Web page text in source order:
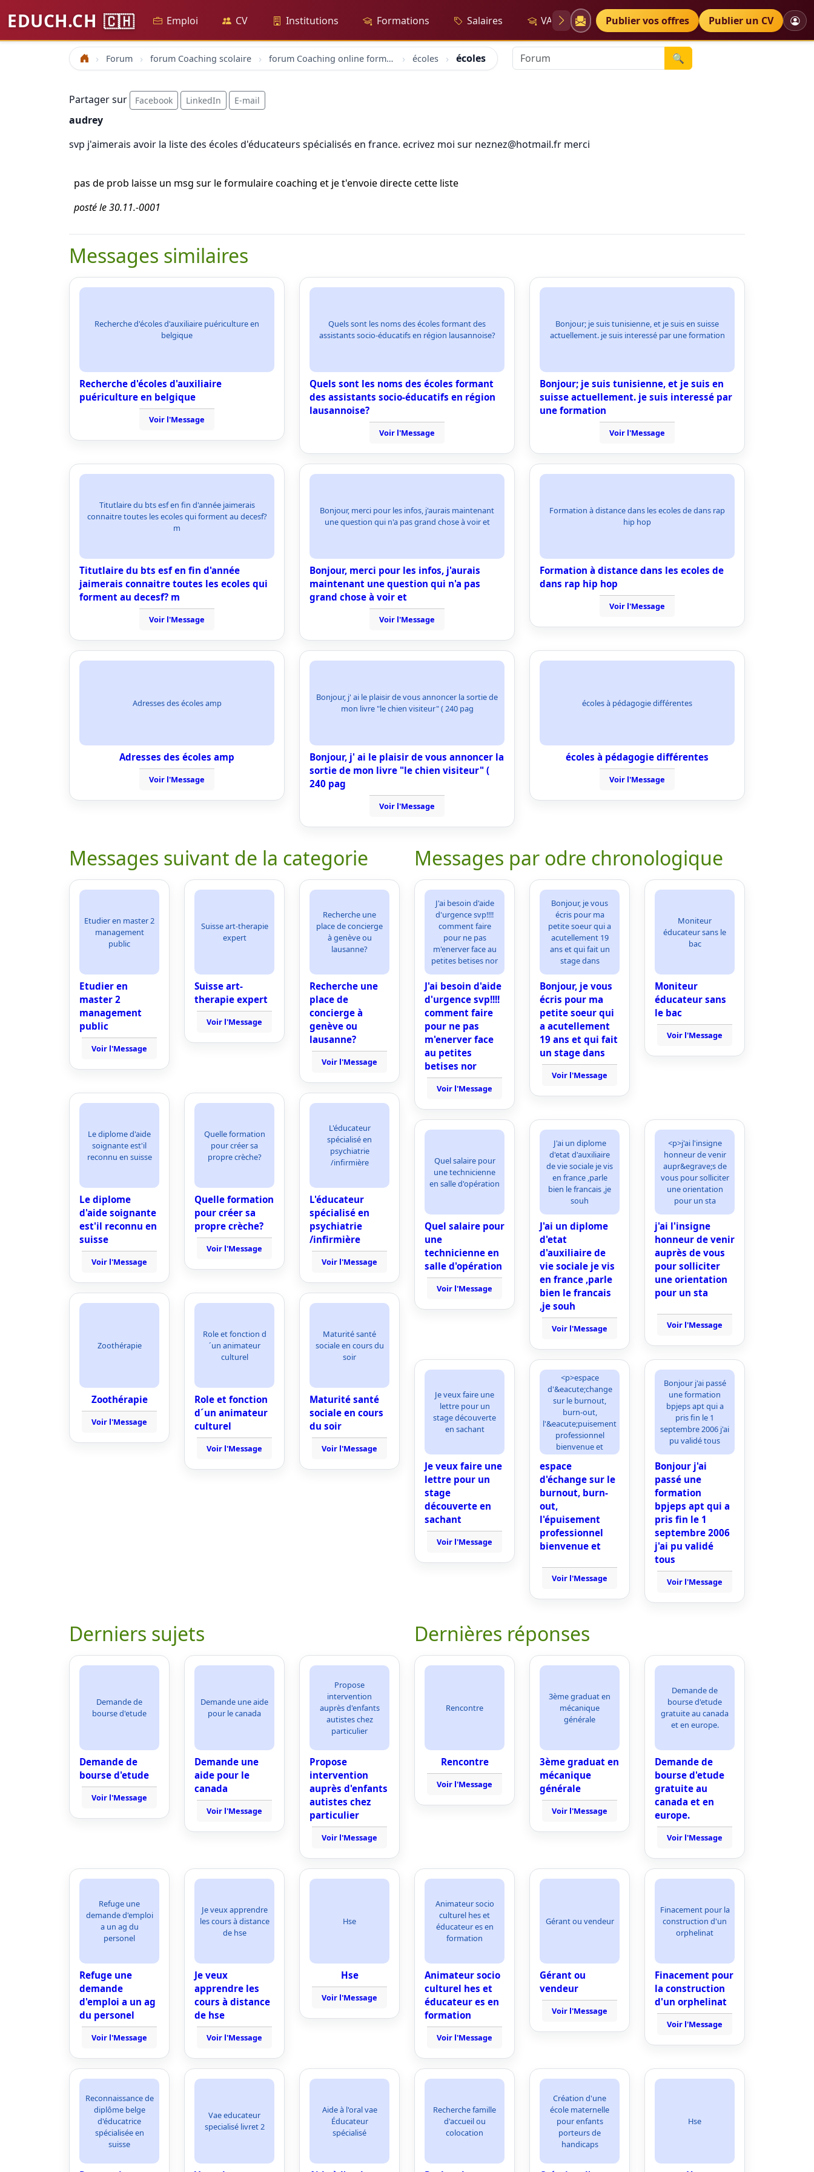
EDUCH.CH 🇨🇭 Emploi CV Institutions Formations Salaires VAE Diplômes Petites annonces
Publier vos offres Publier un CV
Accueil Forum forum Coaching scolaire forum Coaching online formation professionelle emploi education écoles écoles 🔍
Partager sur Facebook LinkedIn E-mail
audrey
svp j'aimerais avoir la liste des écoles d'éducateurs spécialisés en france. ecrivez moi sur neznez@hotmail.fr merci
pas de prob laisse un msg sur le formulaire coaching et je t'envoie directe cette liste
posté le 30.11.-0001
Messages similaires
Recherche d'écoles d'auxiliaire puériculture en
belgique
Recherche d'écoles d'auxiliaire
puériculture en belgique
Voir l'Message
Quels sont les noms des écoles formant des
assistants socio-éducatifs en région lausannoise?
Quels sont les noms des écoles formant
des assistants socio-éducatifs en région
lausannoise?
Voir l'Message
Bonjour; je suis tunisienne, et je suis en suisse
actuellement. je suis interessé par une formation
Bonjour; je suis tunisienne, et je suis en
suisse actuellement. je suis interessé par
une formation
Voir l'Message
Titutlaire du bts esf en fin d'année jaimerais
connaitre toutes les ecoles qui forment au decesf?
m
Titutlaire du bts esf en fin d'année
jaimerais connaitre toutes les ecoles qui
forment au decesf? m
Voir l'Message
Bonjour, merci pour les infos, j'aurais maintenant
une question qui n'a pas grand chose à voir et
Bonjour, merci pour les infos, j'aurais
maintenant une question qui n'a pas
grand chose à voir et
Voir l'Message
Formation à distance dans les ecoles de dans rap
hip hop
Formation à distance dans les ecoles de
dans rap hip hop
Voir l'Message
Adresses des écoles amp
Adresses des écoles amp
Voir l'Message
Bonjour, j' ai le plaisir de vous annoncer la sortie de
mon livre "le chien visiteur" ( 240 pag
Bonjour, j' ai le plaisir de vous annoncer la
sortie de mon livre "le chien visiteur" (
240 pag
Voir l'Message
écoles à pédagogie différentes
écoles à pédagogie différentes
Voir l'Message
Messages suivant de la categorie
Etudier en master 2
management
public
Etudier en
master 2
management
public
Voir l'Message
Suisse art-therapie
expert
Suisse art-
therapie expert
Voir l'Message
Recherche une
place de concierge
à genève ou
lausanne?
Recherche une
place de
concierge à
genève ou
lausanne?
Voir l'Message
Le diplome d'aide
soignante est'il
reconnu en suisse
Le diplome
d'aide soignante
est'il reconnu en
suisse
Voir l'Message
Quelle formation
pour créer sa
propre crèche?
Quelle formation
pour créer sa
propre crèche?
Voir l'Message
L'éducateur
spécialisé en
psychiatrie
/infirmière
L'éducateur
spécialisé en
psychiatrie
/infirmière
Voir l'Message
Zoothérapie
Zoothérapie
Voir l'Message
Role et fonction d
´un animateur
culturel
Role et fonction
d´un animateur
culturel
Voir l'Message
Maturité santé
sociale en cours du
soir
Maturité santé
sociale en cours
du soir
Voir l'Message
Messages par odre chronologique
J'ai besoin d'aide
d'urgence svp!!!!
comment faire
pour ne pas
m'enerver face au
petites betises nor
J'ai besoin d'aide
d'urgence svp!!!!
comment faire
pour ne pas
m'enerver face
au petites
betises nor
Voir l'Message
Bonjour, je vous
écris pour ma
petite soeur qui a
acutellement 19
ans et qui fait un
stage dans
Bonjour, je vous
écris pour ma
petite soeur qui
a acutellement
19 ans et qui fait
un stage dans
Voir l'Message
Moniteur
éducateur sans le
bac
Moniteur
éducateur sans
le bac
Voir l'Message
Quel salaire pour
une technicienne
en salle d'opération
Quel salaire pour
une
technicienne en
salle d'opération
Voir l'Message
J'ai un diplome
d'etat d'auxiliaire
de vie sociale je vis
en france ,parle
bien le francais ,je
souh
J'ai un diplome
d'etat
d'auxiliaire de
vie sociale je vis
en france ,parle
bien le francais
,je souh
Voir l'Message
<p>j'ai l'insigne
honneur de venir
aupr&egrave;s de
vous pour solliciter
une orientation
pour un sta
j'ai l'insigne
honneur de venir
auprès de vous
pour solliciter
une orientation
pour un sta
Voir l'Message
Je veux faire une
lettre pour un
stage découverte
en sachant
Je veux faire une
lettre pour un
stage
découverte en
sachant
Voir l'Message
<p>espace
d'&eacute;change
sur le burnout,
burn-out,
l'&eacute;puisement
professionnel
bienvenue et
espace
d'échange sur le
burnout, burn-
out,
l'épuisement
professionnel
bienvenue et
Voir l'Message
Bonjour j'ai passé
une formation
bpjeps apt qui a
pris fin le 1
septembre 2006 j'ai
pu validé tous
Bonjour j'ai
passé une
formation
bpjeps apt qui a
pris fin le 1
septembre 2006
j'ai pu validé
tous
Voir l'Message
Derniers sujets
Demande de
bourse d'etude
Demande de
bourse d'etude
Voir l'Message
Demande une aide
pour le canada
Demande une
aide pour le
canada
Voir l'Message
Propose
intervention
auprès d'enfants
autistes chez
particulier
Propose
intervention
auprès d'enfants
autistes chez
particulier
Voir l'Message
Refuge une
demande d'emploi
a un ag du
personel
Refuge une
demande
d'emploi a un ag
du personel
Voir l'Message
Je veux apprendre
les cours à distance
de hse
Je veux
apprendre les
cours à distance
de hse
Voir l'Message
Hse
Hse
Voir l'Message
Reconnaissance de
diplôme belge
d'éducatrice
spécialisée en
suisse
Vae educateur
specialisé livret 2
Aide à l'oral vae
Éducateur
spécialisé
Dernières réponses
Rencontre
Rencontre
Voir l'Message
3ème graduat en
mécanique
générale
3ème graduat en
mécanique
générale
Voir l'Message
Demande de
bourse d'etude
gratuite au canada
et en europe.
Demande de
bourse d'etude
gratuite au
canada et en
europe.
Voir l'Message
Animateur socio
culturel hes et
éducateur es en
formation
Animateur socio
culturel hes et
éducateur es en
formation
Voir l'Message
Gérant ou vendeur
Gérant ou
vendeur
Voir l'Message
Finacement pour la
construction d'un
orphelinat
Finacement pour
la construction
d'un orphelinat
Voir l'Message
Recherche famille
d'accueil ou
colocation
Création d'une
école maternelle
pour enfants
porteurs de
handicaps
Hse